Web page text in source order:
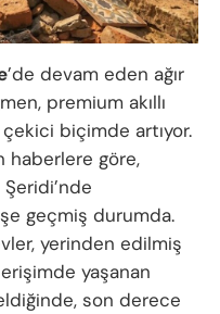
’de devam eden ağır
premium akıllı
biçimde artıyor.
haberlere göre,
Şeridi’nde
geçmiş durumda.
yerinden edilmiş
yaşanan
son derece